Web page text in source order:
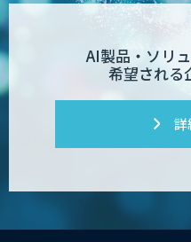
Dify開発
AI製品・ソリ
希望される
詳